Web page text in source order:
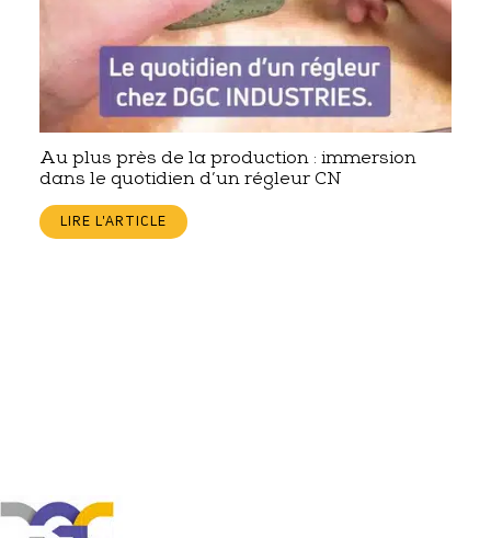
Au plus près de la production : immersion
dans le quotidien d’un régleur CN
LIRE L'ARTICLE